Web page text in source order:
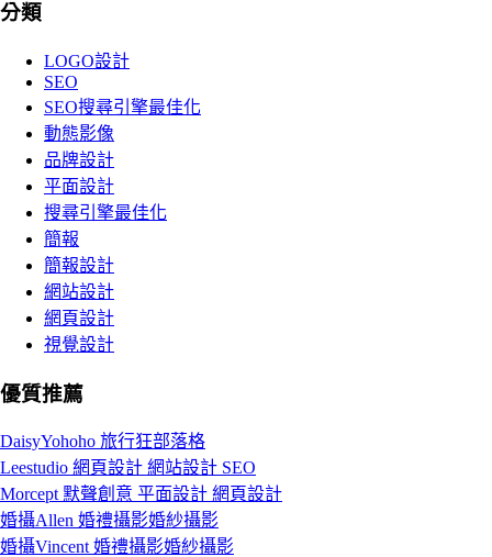
分類
LOGO設計
SEO
SEO搜尋引擎最佳化
動態影像
品牌設計
平面設計
搜尋引擎最佳化
簡報
簡報設計
網站設計
網頁設計
視覺設計
優質推薦
DaisyYohoho 旅行狂部落格
Leestudio 網頁設計 網站設計 SEO
Morcept 默聲創意 平面設計 網頁設計
婚攝Allen 婚禮攝影婚紗攝影
婚攝Vincent 婚禮攝影婚紗攝影